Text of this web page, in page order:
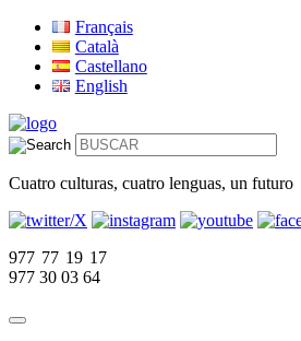
Français
Català
Castellano
English
Cuatro culturas, cuatro lenguas, un futuro
977 77 19 17
977 30 03 64